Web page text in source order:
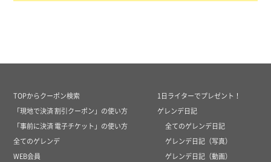
TOPからクーポン検索
「現地で決済 割引クーポン」の使い方
「事前に決済 電子チケット」の使い方
全てのゲレンデ
WEB会員
1日ライターでプレゼント！
ゲレンデ日記
全てのゲレンデ日記
ゲレンデ日記（写真）
ゲレンデ日記（動画）